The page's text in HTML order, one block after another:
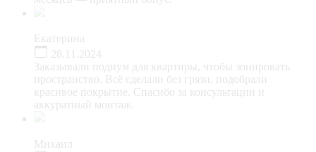
Екатерина
28.11.2024
Заказывали подиум для квартиры, чтобы зонировать
пространство. Всё сделали без грязи, подобрали
красивое покрытие. Спасибо за консультации и
аккуратный монтаж.
Михаил